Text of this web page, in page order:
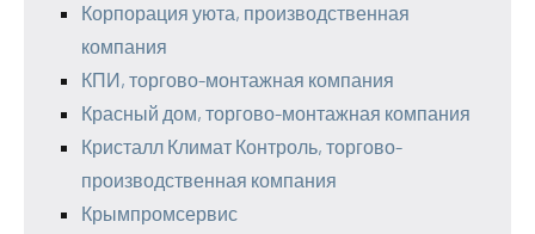
Корпорация уюта, производственная
компания
КПИ, торгово-монтажная компания
Красный дом, торгово-монтажная компания
Кристалл Климат Контроль, торгово-
производственная компания
Крымпромсервис